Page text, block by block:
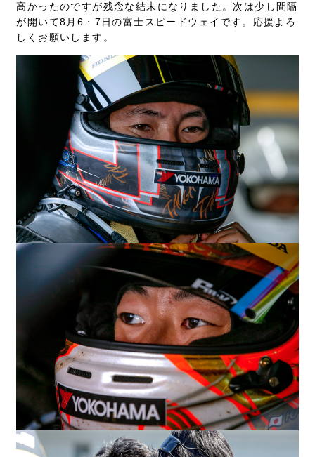
高かったのですが残念な結末になりました。次は少し間隔
が開いて8月6・7日の富士スピードウェイです。応援よろ
しくお願いします。